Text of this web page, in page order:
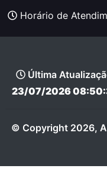
Horário de
Última
23/07/2026
© Copyright 2026,